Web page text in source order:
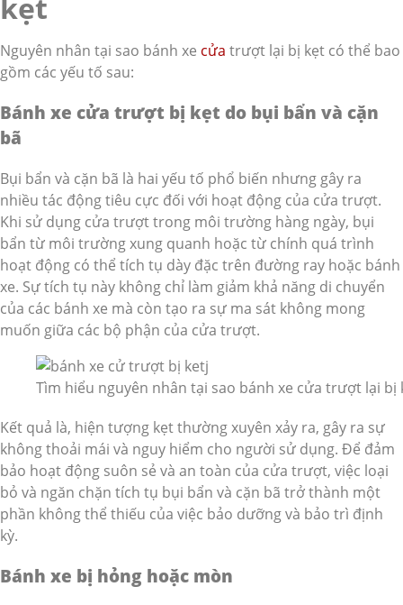
kẹt
Nguyên nhân tại sao bánh xe cửa trượt lại bị kẹt có thể bao
gồm các yếu tố sau:
Bánh xe cửa trượt bị kẹt do bụi bẩn và cặn
bã
Bụi bẩn và cặn bã là hai yếu tố phổ biến nhưng gây ra
nhiều tác động tiêu cực đối với hoạt động của cửa trượt.
Khi sử dụng cửa trượt trong môi trường hàng ngày, bụi
bẩn từ môi trường xung quanh hoặc từ chính quá trình
hoạt động có thể tích tụ dày đặc trên đường ray hoặc bánh
xe. Sự tích tụ này không chỉ làm giảm khả năng di chuyển
của các bánh xe mà còn tạo ra sự ma sát không mong
muốn giữa các bộ phận của cửa trượt.
Tìm hiểu nguyên nhân tại sao bánh xe cửa trượt lại bị
Kết quả là, hiện tượng kẹt thường xuyên xảy ra, gây ra sự
không thoải mái và nguy hiểm cho người sử dụng. Để đảm
bảo hoạt động suôn sẻ và an toàn của cửa trượt, việc loại
bỏ và ngăn chặn tích tụ bụi bẩn và cặn bã trở thành một
phần không thể thiếu của việc bảo dưỡng và bảo trì định
kỳ.
Bánh xe bị hỏng hoặc mòn